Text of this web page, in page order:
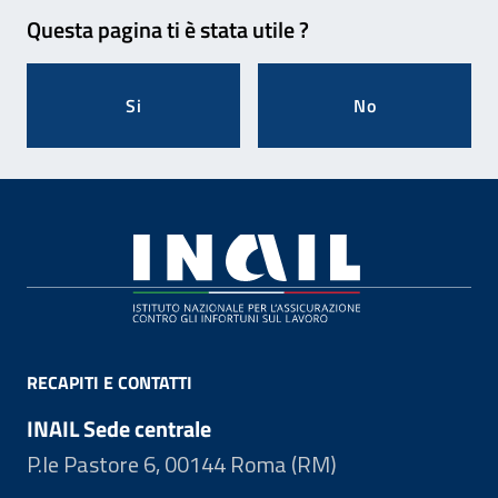
Questa pagina ti è stata utile ?
Si No
RECAPITI E CONTATTI
INAIL Sede centrale
P.le Pastore 6, 00144 Roma (RM)